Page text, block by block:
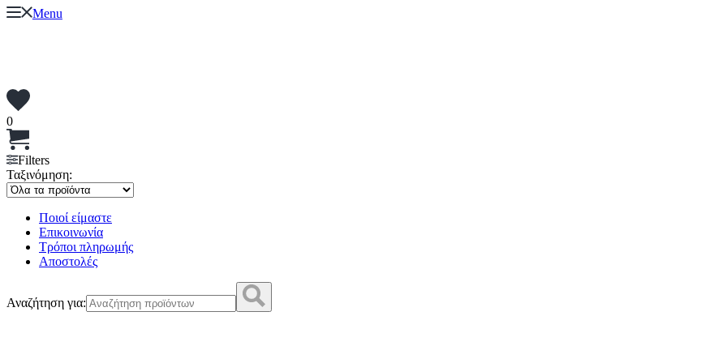
Menu
0
Filters
Ταξινόμηση:
Ποιοί είμαστε
Επικοινωνία
Τρόποι πληρωμής
Αποστολές
Αναζήτηση για: